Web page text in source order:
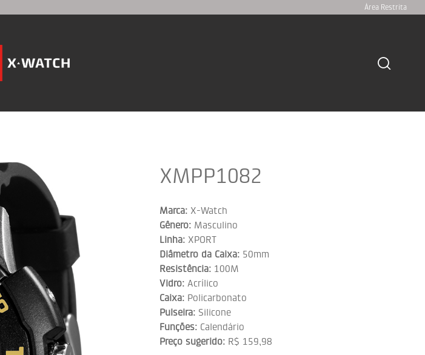
Área Restrita
XMPP1082
Marca: X-Watch
Gênero: Masculino
Linha: XPORT
Diâmetro da Caixa: 50mm
Resistência: 100M
Vidro: Acrílico
Caixa: Policarbonato
Pulseira: Silicone
Funções: Calendário
Preço sugerido: R$ 159,98